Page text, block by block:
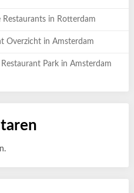
Restaurants in Rotterdam
Overzicht in Amsterdam
Park in Amsterdam